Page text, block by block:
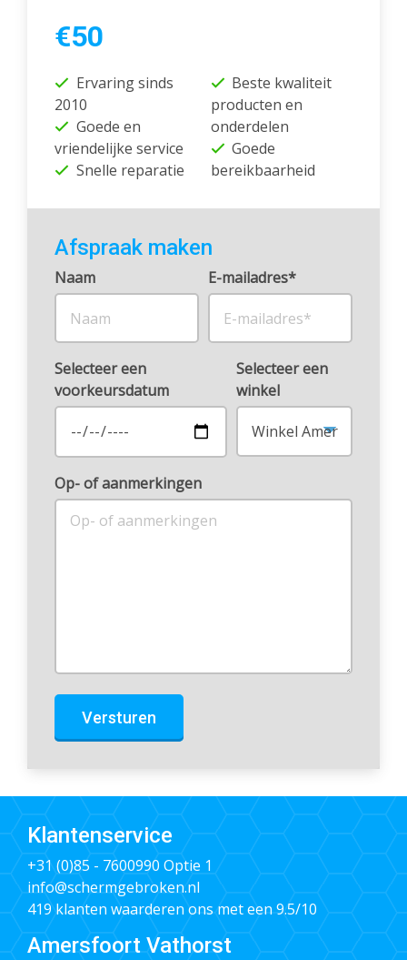
€50
Ervaring sinds
2010
Goede en
vriendelijke service
Snelle reparatie
Beste kwaliteit
producten en
onderdelen
Goede
bereikbaarheid
Afspraak maken
Naam E-mailadres*
Selecteer een
voorkeursdatum
Selecteer een
winkel
Op- of aanmerkingen
Versturen
Klantenservice
+31 (0)85 - 7600990 Optie 1
info@schermgebroken.nl
419 klanten waarderen ons met een 9.5/10
Amersfoort Vathorst